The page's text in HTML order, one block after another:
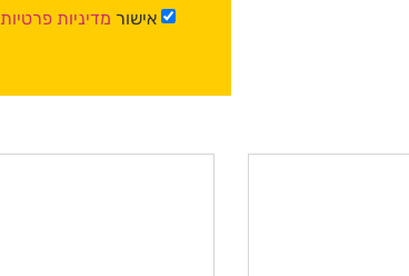
אישור מדיניות פרטיות